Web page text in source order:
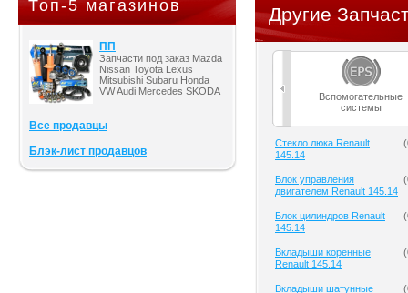
Топ-5 магазинов
ПП
Запчасти под заказ Mazda
Nissan Toyota Lexus
Mitsubishi Subaru Honda
VW Audi Mercedes SKODA
Все продавцы
Блэк-лист продавцов
Другие
Вспомогательные
системы
Cтекло люка Renault
145.14
(
Блок управления
двигателем Renault 145.14
(
Блок цилиндров Renault
145.14
(
Вкладыши коренные
Renault 145.14
(
Вкладыши шатунные
(